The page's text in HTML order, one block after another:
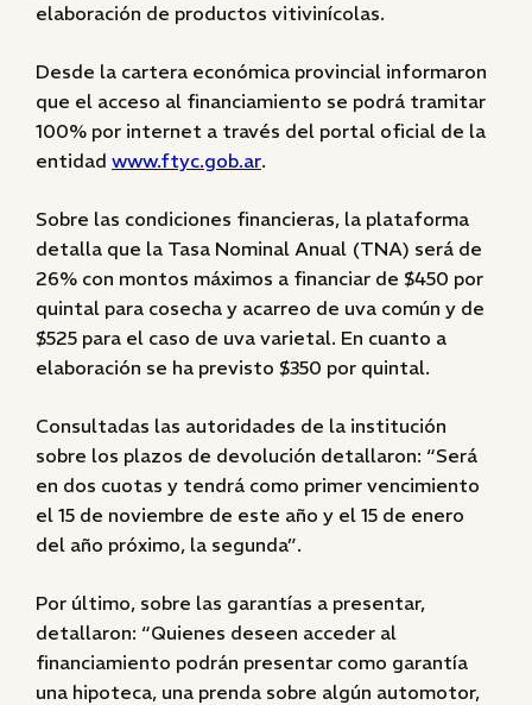
elaboración de productos vitivinícolas.
Desde la cartera económica provincial informaron
que el acceso al financiamiento se podrá tramitar
100% por internet a través del portal oficial de la
entidad www.ftyc.gob.ar.
Sobre las condiciones financieras, la plataforma
detalla que la Tasa Nominal Anual (TNA) será de
26% con montos máximos a financiar de $450 por
quintal para cosecha y acarreo de uva común y de
$525 para el caso de uva varietal. En cuanto a
elaboración se ha previsto $350 por quintal.
Consultadas las autoridades de la institución
sobre los plazos de devolución detallaron: “Será
en dos cuotas y tendrá como primer vencimiento
el 15 de noviembre de este año y el 15 de enero
del año próximo, la segunda”.
Por último, sobre las garantías a presentar,
detallaron: “Quienes deseen acceder al
financiamiento podrán presentar como garantía
una hipoteca, una prenda sobre algún automotor,